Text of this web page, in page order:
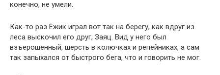
конечно, не умели.
Как-то раз Ёжик играл вот так на берегу, как вдруг из
леса выскочил его друг, Заяц. Вид у него был
взъерошенный, шерсть в колючках и репейниках, а сам
так запыхался от быстрого бега, что и говорить не мог.